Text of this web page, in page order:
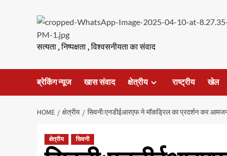
सत्यता , निष्पक्षता , विश्वसनीयता का संवाद
ब्रेकिंग न्यूज खास संवाद क्षेत्रीय राष्ट्रीय खेल
HOME क्षेत्रीय सिवनीःएनडीईआरएफ ने मॉकड्रिल का प्रदर्शन कर
क्षेत्रीय सिवनी